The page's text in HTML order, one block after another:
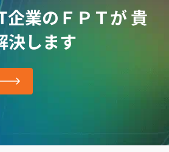
企業のＦＰＴが貴
決します